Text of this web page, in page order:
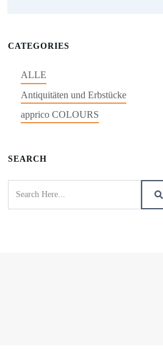
CATEGORIES
ALLE
Antiquitäten und Erbstücke
apprico COLOURS
SEARCH